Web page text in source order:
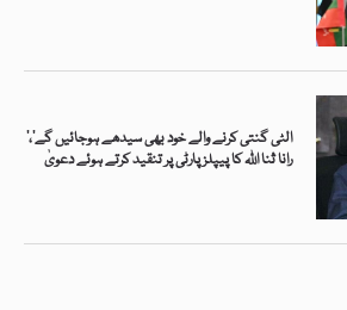
’الٹی گنتی کرنے والے خود بھی سیدھے ہوجائیں گے‘،
رانا ثنا اللہ کا پیپلز پارٹی پر تنقید کرتے ہوئے دعویٰ